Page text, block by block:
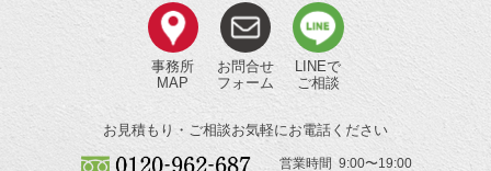
事務所
MAP
お問合せ
フォーム
LINEで
ご相談
お見積もり・ご相談お気軽にお電話ください
営業時間 9:00〜19:00